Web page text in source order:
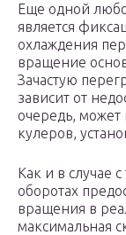
Еще одной
является
охлаждения
вращение
Зачастую
зависит от
очередь, может
кулеров,
Как и в случае
оборотах
вращения в
максимальная